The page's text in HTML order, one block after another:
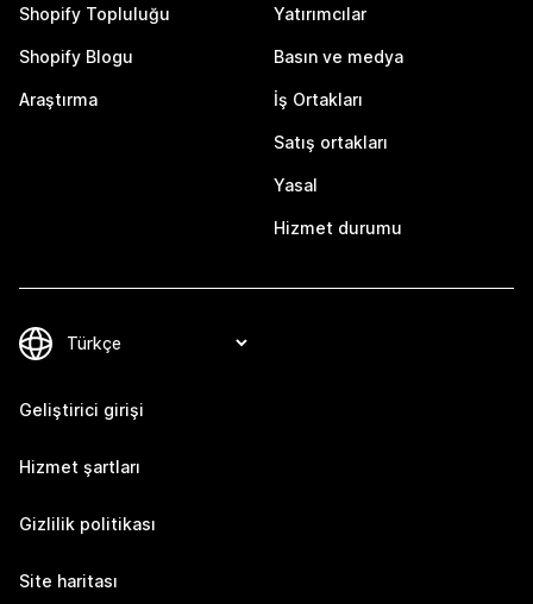
Shopify Topluluğu
Shopify Blogu
Araştırma
Yatırımcılar
Basın ve medya
İş Ortakları
Satış ortakları
Yasal
Hizmet durumu
Geliştirici girişi
Hizmet şartları
Gizlilik politikası
Site haritası